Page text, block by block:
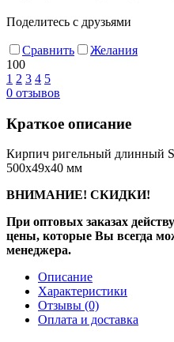
Поделитесь с друзьями
Сравнить
Желания
100
1 2 3 4 5
0 отзывов
Краткое описание
Кирпич ригельный длинный
500х49х40 мм
ВНИМАНИЕ! СКИДКИ!
При оптовых заказах
цены, которые Вы всегда
менеджера.
Описание
Характеристики
Отзывы (0)
Оплата и доставка